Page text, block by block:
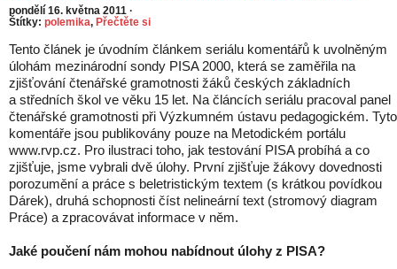
pondělí 16. května 2011 ·
Štítky: polemika, Přečtěte si
Tento článek je úvodním článkem seriálu komentářů k uvolněným
úlohám mezinárodní sondy PISA 2000, která se zaměřila na
zjišťování čtenářské gramotnosti žáků českých základních
a středních škol ve věku 15 let. Na článcích seriálu pracoval panel
čtenářské gramotnosti při Výzkumném ústavu pedagogickém. Tyto
komentáře jsou publikovány pouze na Metodickém portálu
www.rvp.cz. Pro ilustraci toho, jak testování PISA probíhá a co
zjišťuje, jsme vybrali dvě úlohy. První zjišťuje žákovy dovednosti
porozumění a práce s beletristickým textem (s krátkou povídkou
Dárek), druhá schopnosti číst nelineární text (stromový diagram
Práce) a zpracovávat informace v něm.
Jaké poučení nám mohou nabídnout úlohy z PISA?